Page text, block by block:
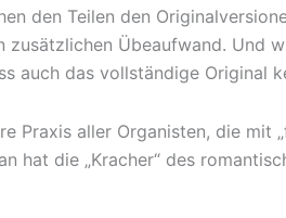
den Teilen den
zusätzlichen Übeaufwand. Und
auch das vollständige Original
Praxis aller Organisten, die mit
hat die „Kracher“ des